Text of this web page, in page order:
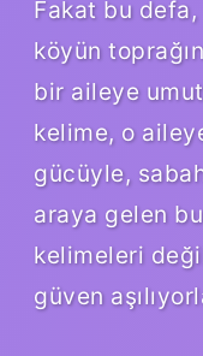
Fakat bu
köyün
bir aileye
kelime, o
gücüyle,
araya gelen
kelimeleri
güven